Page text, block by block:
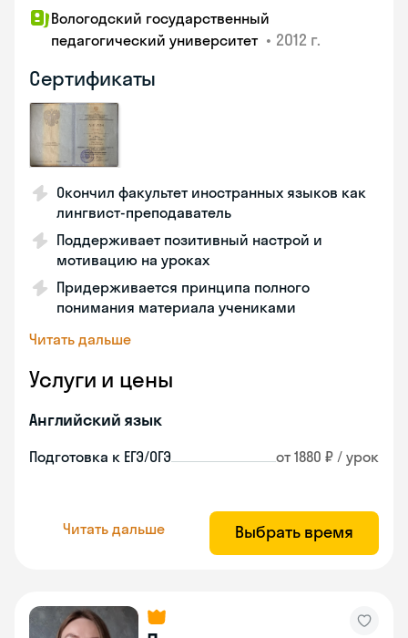
Вологодский государственный
педагогический университет • 2012 г.
Сертификаты
Окончил факультет иностранных языков как
лингвист-преподаватель
Поддерживает позитивный настрой и
мотивацию на уроках
Придерживается принципа полного
понимания материала учениками
Читать дальше
Услуги и цены
Английский язык
Подготовка к ЕГЭ/ОГЭ от 1880 ₽ / урок
Читать дальше Выбрать время